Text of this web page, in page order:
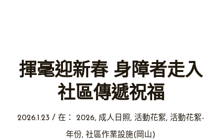
揮毫迎新春 身障者走入
社區傳遞祝福
2026.1.23 / 在：2026, 成人日照,活動花絮,活動花絮-
年份,社區作業設施(岡山)